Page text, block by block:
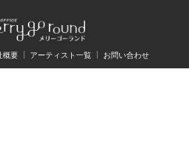
概要 アーティスト一覧 お問い合わせ